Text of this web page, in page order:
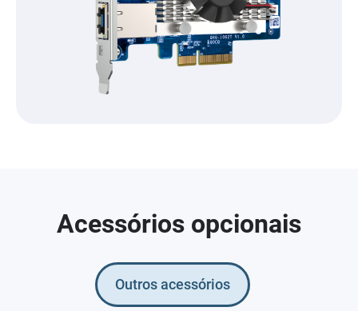
Acessórios opcionais
Outros acessórios